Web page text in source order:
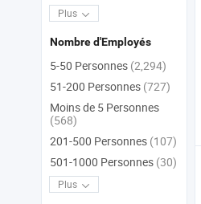
Plus
Nombre d'Employés
5-50 Personnes (2,294)
51-200 Personnes (727)
Moins de 5 Personnes
(568)
201-500 Personnes (107)
501-1000 Personnes (30)
Plus